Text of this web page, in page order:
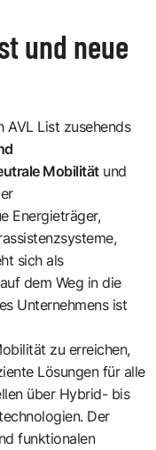
und neue
AVL List zusehends
Mobilität und
Energieträger,
sich als
dem Weg in die
Unternehmens ist
zu erreichen,
Lösungen für alle
über Hybrid- bis
Der
funktionalen